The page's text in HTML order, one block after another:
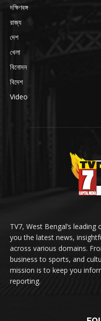
দক্ষিণবঙ্গ
রাজ্য
দেশ
খেলা
বিনোদন
বিদেশ
Video
TV7, West Bengal’s
you the latest news,
across various domains.
business to sports, and
mission is to keep you
reporting.